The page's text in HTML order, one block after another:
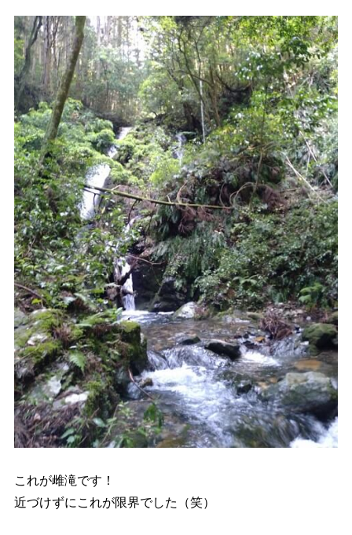
これが雌滝です！
近づけずにこれが限界でした（笑）